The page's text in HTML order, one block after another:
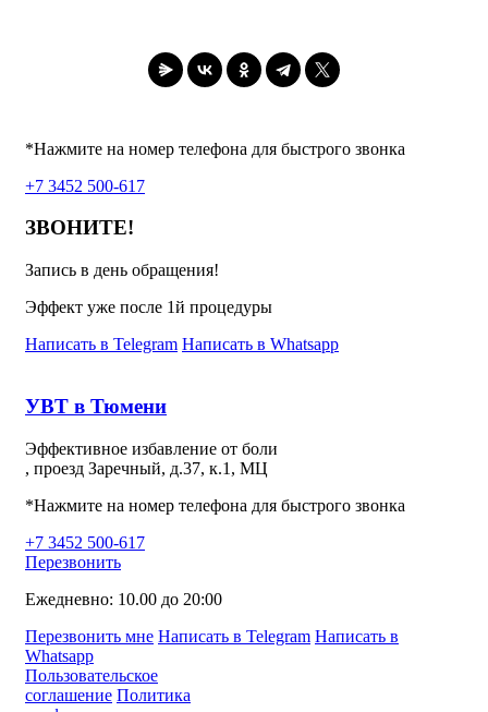
*Нажмите на номер телефона для быстрого звонка
+7 3452 500-617
ЗВОНИТЕ!
Запись в день обращения!
Эффект уже после 1й процедуры
Написать в Telegram Написать в Whatsapp
УВТ в Тюмени
Эффективное избавление от боли
, проезд Заречный, д.37, к.1, МЦ
*Нажмите на номер телефона для быстрого звонка
+7 3452 500-617
Перезвонить
Ежедневно: 10.00 до 20:00
Перезвонить мне Написать в Telegram Написать в
Whatsapp
Пользовательское
соглашение Политика